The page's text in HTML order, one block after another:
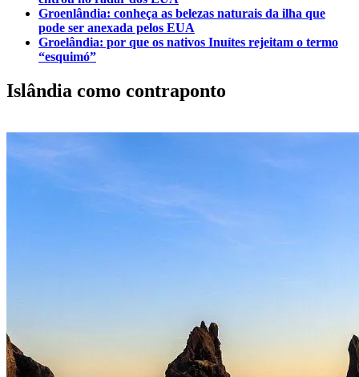
Groenlândia: conheça as belezas naturais da ilha que
pode ser anexada pelos EUA
Groelândia: por que os nativos Inuítes rejeitam o termo
“esquimó”
Islândia como contraponto